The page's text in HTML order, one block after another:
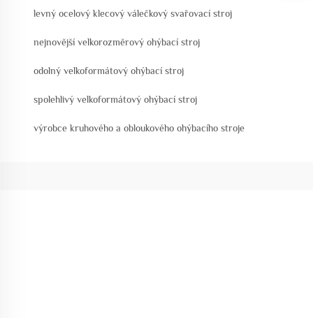
levný ocelový klecový válečkový svařovací stroj
nejnovější velkorozměrový ohýbací stroj
odolný velkoformátový ohýbací stroj
spolehlivý velkoformátový ohýbací stroj
výrobce kruhového a obloukového ohýbacího stroje